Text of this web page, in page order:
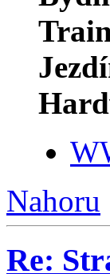
Nahoru
Re: